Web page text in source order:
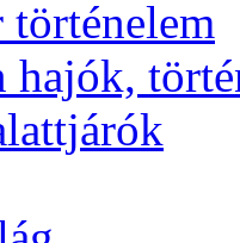
hajók,